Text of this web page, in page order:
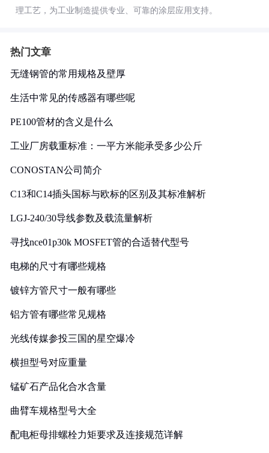
理工艺，为工业制造提供专业、可靠的涂层应用支持。
热门文章
无缝钢管的常用规格及壁厚
生活中常见的传感器有哪些呢
PE100管材的含义是什么
工业厂房载重标准：一平方米能承受多少公斤
CONOSTAN公司简介
C13和C14插头国标与欧标的区别及其标准解析
LGJ-240/30导线参数及载流量解析
寻找nce01p30k MOSFET管的合适替代型号
电梯的尺寸有哪些规格
镀锌方管尺寸一般有哪些
铝方管有哪些常见规格
光线传媒参投三国的星空爆冷
横担型号对应重量
锰矿石产品化合水含量
曲臂车规格型号大全
配电柜母排螺栓力矩要求及连接规范详解